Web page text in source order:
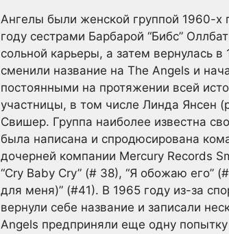
Ангелы были женской группой 1960-
году сестрами Барбарой “Бибс”
сольной карьеры, а затем вернулась
сменили название на The Angels и
постоянными на протяжении всей
участницы, в том числе Линда Янсен
Свишер. Группа наиболее известна
была написана и спродюсирована
дочерней компании Mercury Records
“Cry Baby Cry” (# 38), “Я обожаю его”
для меня)” (#41). В 1965 году из-за
вернули себе название и записали
Angels предприняли еще одну